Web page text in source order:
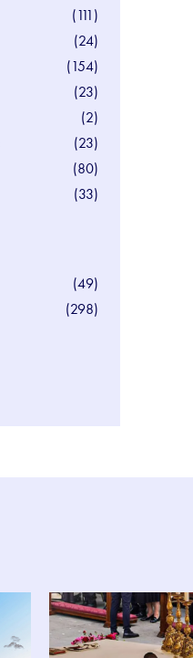
(111)
(24)
(154)
(23)
(2)
(23)
(80)
(33)
(49)
(298)